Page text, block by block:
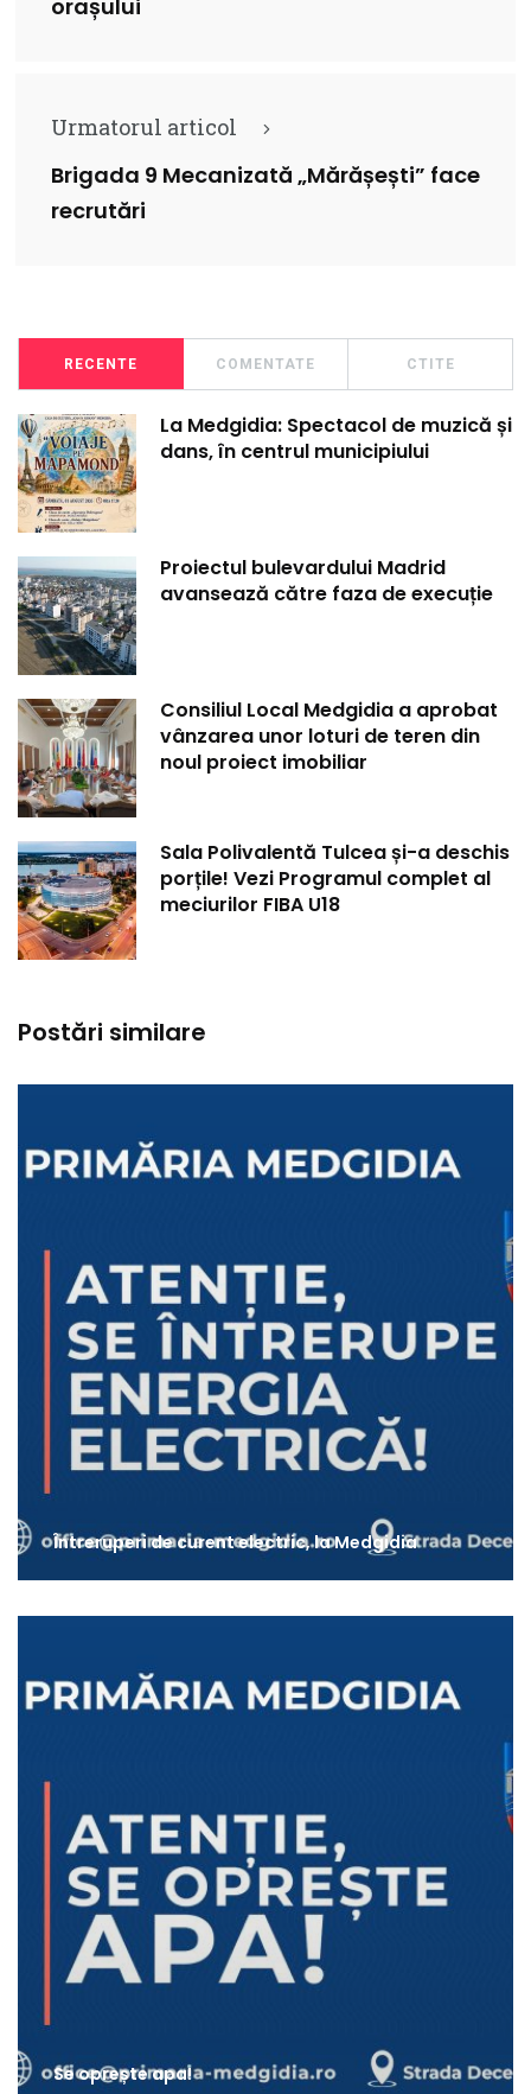
orașului
Urmatorul articol
Brigada 9 Mecanizată „Mărășești” face
recrutări
RECENTE COMENTATE CTITE
La Medgidia: Spectacol de muzică și
dans, în centrul municipiului
Proiectul bulevardului Madrid
avansează către faza de execuție
Consiliul Local Medgidia a aprobat
vânzarea unor loturi de teren din
noul proiect imobiliar
Sala Polivalentă Tulcea și-a deschis
porțile! Vezi Programul complet al
meciurilor FIBA U18
Postări similare
Întreruperi de curent electric, la Medgidia
Se oprește apa!